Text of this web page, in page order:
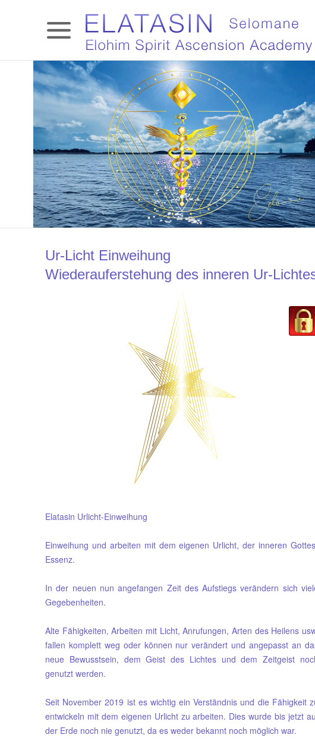
Ur-Licht Einweihung
Wiederauferstehung des inneren Ur-
Elatasin Urlicht-Einweihung
Einweihung und arbeiten mit dem eigenen Urlicht, der inneren
Essenz.
In der neuen nun angefangen Zeit des Aufstiegs verändern sich
Gegebenheiten.
Alte Fähigkeiten, Arbeiten mit Licht, Anrufungen, Arten des Heilens
fallen komplett weg oder können nur verändert und angepasst an
neue Bewusstsein, dem Geist des Lichtes und dem Zeitgeist
genutzt werden.
Seit November 2019 ist es wichtig ein Verständnis und die Fähigkeit
entwickeln mit dem eigenen Urlicht zu arbeiten. Dies wurde bis jetzt
der Erde noch nie genutzt, da es weder bekannt noch möglich war.